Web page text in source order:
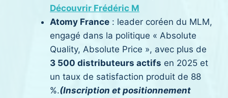
Découvrir Frédéric M
Atomy France : leader coréen du MLM,
engagé dans la politique « Absolute
Quality, Absolute Price », avec plus de
3 500 distributeurs actifs en 2025 et
un taux de satisfaction produit de 88
%.(Inscription et positionnement